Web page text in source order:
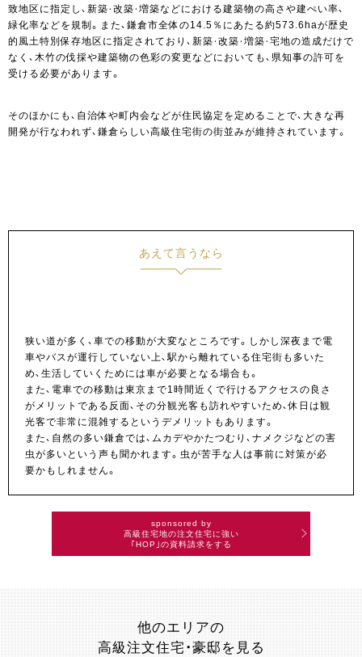
致地区に指定し、新築・改築・増築などにおける建築物の高さや建ぺい率、
緑化率などを規制。また、鎌倉市全体の14.5％にあたる約573.6haが歴史
的風土特別保存地区に指定されており、新築・改築・増築・宅地の造成だけで
なく、木竹の伐採や建築物の色彩の変更などにおいても、県知事の許可を
受ける必要があります。
そのほかにも、自治体や町内会などが住民協定を定めることで、大きな再
開発が行なわれず、鎌倉らしい高級住宅街の街並みが維持されています。
あえて言うなら
狭い道が多く、車での移動が大変なところです。しかし深夜まで電
車やバスが運行していない上、駅から離れている住宅街も多いた
め、生活していくためには車が必要となる場合も。
また、電車での移動は東京まで1時間近くで行けるアクセスの良さ
がメリットである反面、その分観光客も訪れやすいため、休日は観
光客で非常に混雑するというデメリットもあります。
また、自然の多い鎌倉では、ムカデやかたつむり、ナメクジなどの害
虫が多いという声も聞かれます。虫が苦手な人は事前に対策が必
要かもしれません。
sponsored by
高級住宅地の注文住宅に強い
｢HOP｣の資料請求をする
他のエリアの
高級注文住宅・豪邸を見る